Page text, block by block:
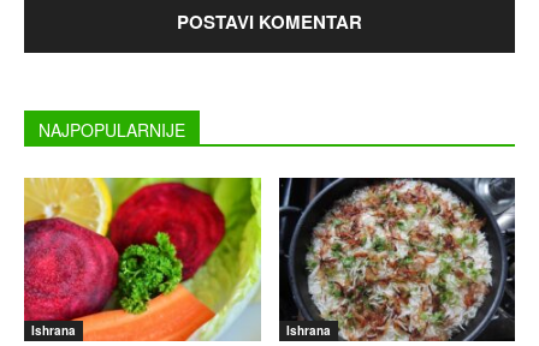
NAJPOPULARNIJE
Ishrana Ishrana